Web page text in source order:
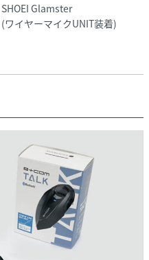
SHOEI Glamster
(ワイヤーマイクUNIT装着)